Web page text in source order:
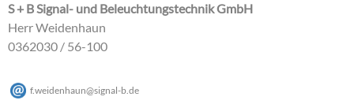
S + B Signal- und Beleuchtungstechnik GmbH
Herr Weidenhaun
0362030 / 56-100
f.weidenhaun@signal-b.de